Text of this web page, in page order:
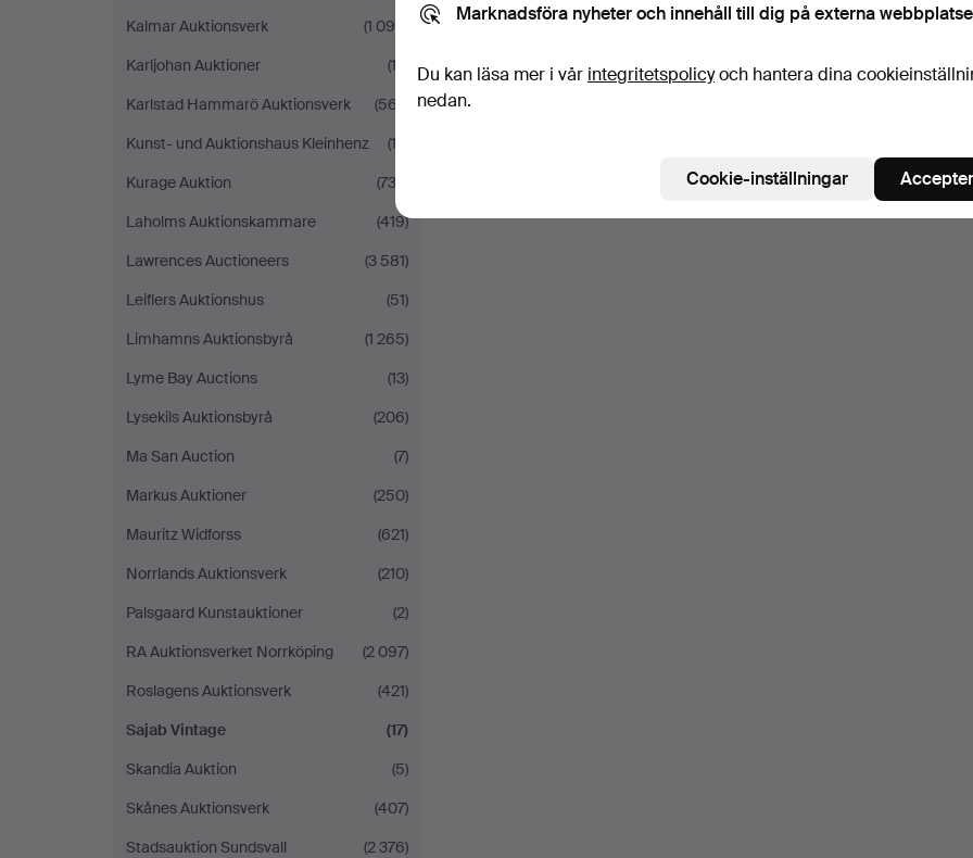
Kalmar Auktionsverk
(1 090)
Karljohan Auktioner
(13)
Karlstad Hammarö Auktionsverk
(567)
Kunst- und Auktionshaus Kleinhenz
(13)
Kurage Auktion
(733)
Laholms Auktionskammare
(419)
Lawrences Auctioneers
(3 581)
Leiflers Auktionshus
(51)
Limhamns Auktionsbyrå
(1 265)
Lyme Bay Auctions
(13)
Lysekils Auktionsbyrå
(206)
Ma San Auction
(7)
Markus Auktioner
(250)
Mauritz Widforss
(621)
Norrlands Auktionsverk
(210)
Palsgaard Kunstauktioner
(2)
RA Auktionsverket Norrköping
(2 097)
Roslagens Auktionsverk
(421)
Sajab Vintage
(17)
Skandia Auktion
(5)
Skånes Auktionsverk
(407)
Stadsauktion Sundsvall
(2 376)
Marknadsföra nyheter och innehåll till dig på externa
Du kan läsa mer i vår integritetspolicyoch hantera dina
nedan.
Cookie-inställningar